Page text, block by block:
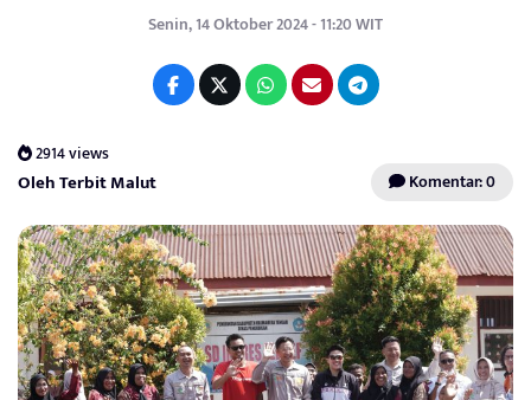
Senin, 14 Oktober 2024 - 11:20 WIT
2914 views
Oleh Terbit Malut Komentar: 0